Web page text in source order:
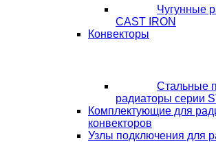
Чугунные
CAST IRON
Конвекторы
Стальные
радиаторы серии
Комплектующие для
конвекторов
Узлы подключения для